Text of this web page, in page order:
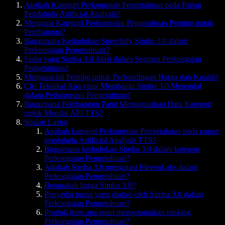
Apakah Kategori Perkongsian Pengetahuan pada Papan
Pendahulu Artificial Analysis?
Mengapa Kategori Perkongsian Pengetahuan Penting untuk
Pembangun?
Bagaimana Kedudukan Speechify Simba 3.0 dalam
Perkongsian Pengetahuan?
Siapa yang Simba 3.0 Atasi dalam Segmen Perkongsian
Pengetahuan?
Mengapa Ini Penting untuk Perbandingan Harga dan Kualiti?
Ciri Teknikal Apa yang Membantu Simba 3.0 Menonjol
dalam Perkongsian Pengetahuan?
Bagaimana Pembangun Patut Menggunakan Data Kategori
untuk Menilai API TTS?
Soalan Lazim
Apakah kategori Perkongsian Pengetahuan pada papan
pendahulu Artificial Analysis TTS?
Bagaimana kedudukan Simba 3.0 dalam kategori
Perkongsian Pengetahuan?
Adakah Simba 3.0 mengatasi ElevenLabs dalam
Perkongsian Pengetahuan?
Berapakah harga Simba 3.0?
Penyedia mana yang diatasi oleh Simba 3.0 dalam
Perkongsian Pengetahuan?
Produk jenis apa patut mengutamakan ranking
Perkongsian Pengetahuan?